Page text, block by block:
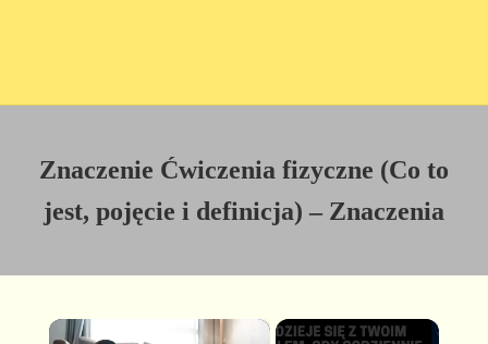
Znaczenie Ćwiczenia fizyczne (Co to
jest, pojęcie i definicja) – Znaczenia
×